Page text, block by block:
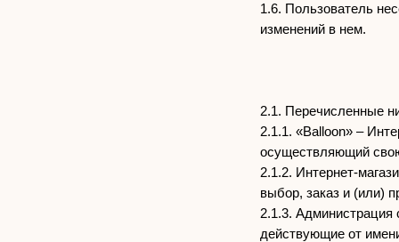
1.6. Пользователь
изменений в нем.
2.1. Перечисленные
2.1.1. «Balloon» –
осуществляющий
2.1.2. Интернет-
выбор, заказ и (или)
2.1.3. Администрация
действующие от